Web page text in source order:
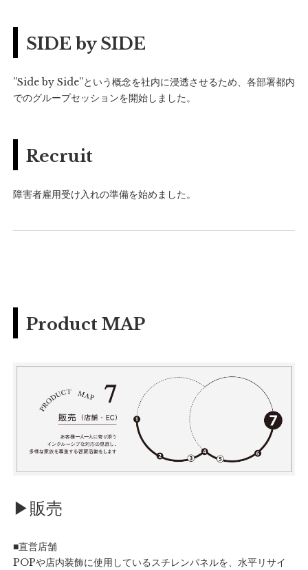
SIDE by SIDE
”Side by Side”という概念を社内に浸透させるため、各部署都内
でのグループセッションを開始しました。
Recruit
障害者雇用受け入れの準備を始めました。
Product MAP
▶︎販売
■直営店舗
POPや店内装飾に使用しているスチレンパネルを、水平リサイ